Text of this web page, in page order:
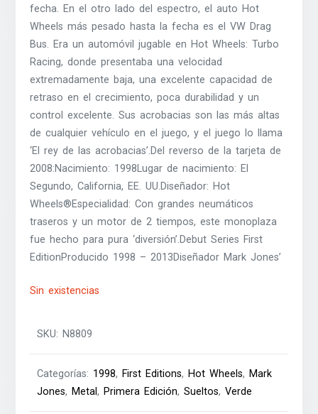
fecha. En el otro lado del espectro, el auto Hot
Wheels más pesado hasta la fecha es el VW Drag
Bus. Era un automóvil jugable en Hot Wheels: Turbo
Racing, donde presentaba una velocidad
extremadamente baja, una excelente capacidad de
retraso en el crecimiento, poca durabilidad y un
control excelente. Sus acrobacias son las más altas
de cualquier vehículo en el juego, y el juego lo llama
‘El rey de las acrobacias’.Del reverso de la tarjeta de
2008:Nacimiento: 1998Lugar de nacimiento: El
Segundo, California, EE. UU.Diseñador: Hot
Wheels®Especialidad: Con grandes neumáticos
traseros y un motor de 2 tiempos, este monoplaza
fue hecho para pura ‘diversión’.Debut Series First
EditionProducido 1998 – 2013Diseñador Mark Jones’
Sin existencias
SKU: N8809
Categorías: 1998, First Editions, Hot Wheels, Mark
Jones, Metal, Primera Edición,Sueltos,Verde